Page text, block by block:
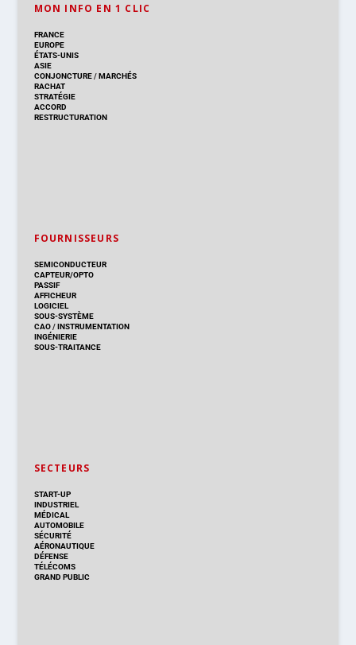
MON INFO EN 1 CLIC
FRANCE
EUROPE
ÉTATS-UNIS
ASIE
CONJONCTURE/MARCHÉS
RACHAT
STRATÉGIE
ACCORD
RESTRUCTURATION
FOURNISSEURS
SEMICONDUCTEUR
CAPTEUR/OPTO
PASSIF
AFFICHEUR
LOGICIEL
SOUS-SYSTÈME
CAO/INSTRUMENTATION
INGÉNIERIE
SOUS-TRAITANCE
SECTEURS
START-UP
INDUSTRIEL
MÉDICAL
AUTOMOBILE
SÉCURITÉ
AÉRONAUTIQUE
DÉFENSE
TÉLÉCOMS
GRAND PUBLIC